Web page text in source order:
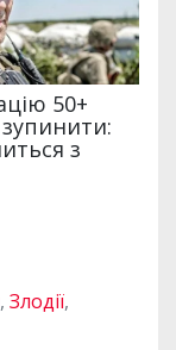
, Злодії,